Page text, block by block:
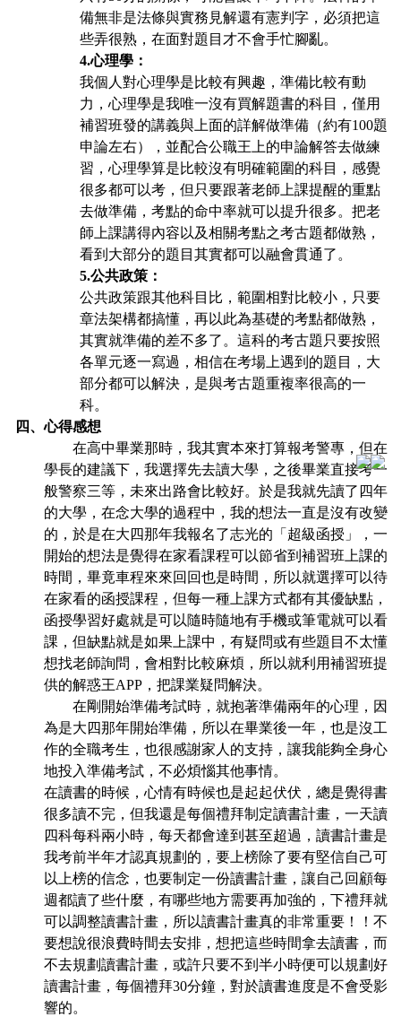
備無非是法條與實務見解還有憲判字，必須把這
些弄很熟，在面對題目才不會手忙腳亂。
4.心理學：
我個人對心理學是比較有興趣，準備比較有動
力，心理學是我唯一沒有買解題書的科目，僅用
補習班發的講義與上面的詳解做準備（約有100題
申論左右），並配合公職王上的申論解答去做練
習，心理學算是比較沒有明確範圍的科目，感覺
很多都可以考，但只要跟著老師上課提醒的重點
去做準備，考點的命中率就可以提升很多。把老
師上課講得內容以及相關考點之考古題都做熟，
看到大部分的題目其實都可以融會貫通了。
5.公共政策：
公共政策跟其他科目比，範圍相對比較小，只要
章法架構都搞懂，再以此為基礎的考點都做熟，
其實就準備的差不多了。這科的考古題只要按照
各單元逐一寫過，相信在考場上遇到的題 目，大
部分都可以解決，是與考古題重複率很高的一
科。
四、心得感想
在高中畢業那時，我其實本來打算報考警專，但在
學長的建議下，我選擇先去讀大學，之後畢業直接考一
般警察三等，未來出路會比較好。於是我就先讀了四年
的大學，在念大學的過程中，我的想法一直是沒有改變
的，於是在大四那年我報名了志光的「超級函授」，一
開始的想法是覺得在家看課程可以節省到補習班上課的
時間，畢竟車程來來回回也是時間，所以就選擇可以待
在家看的函授課程，但每一種上課方式都有其優缺點，
函授學習好處就是可以隨時隨地有手機或筆電就可以看
課，但缺點就是如果上課中，有疑問或有些題目不太懂
想找老師詢問，會相對比較麻煩，所以就利用補習班提
供的解惑王APP，把課業疑問解決。
在剛開始準備考試時，就抱著準備兩年的心理，因
為是大四那年開始準備，所以在畢業後一年，也是沒工
作的全職考生，也很感謝家人的支持，讓我能夠全身心
地投入準備考試，不必煩惱其他事情。
在讀書的時候，心情有時候也是起起伏伏，總是覺得書
很多讀不完，但我還是每個禮拜制定讀書計畫，一天讀
四科每科兩小時，每天都會達到甚至超過，讀書計畫是
我考前半年才認真規劃的，要上榜除了要有堅信自己可
以上榜的信念，也要制定一份讀書計畫，讓自己回顧每
週都讀了些什麼，有哪些地方需要再加強的，下禮拜就
可以調整讀書計畫，所以讀書計畫真的非常重要！！不
要想說很浪費時間去安排，想把這些時間拿去讀書，而
不去規劃讀書計畫，或許只要不到半小時便可以規劃好
讀書計畫，每個禮拜30分鐘，對於讀書進度是不會受影
響的。